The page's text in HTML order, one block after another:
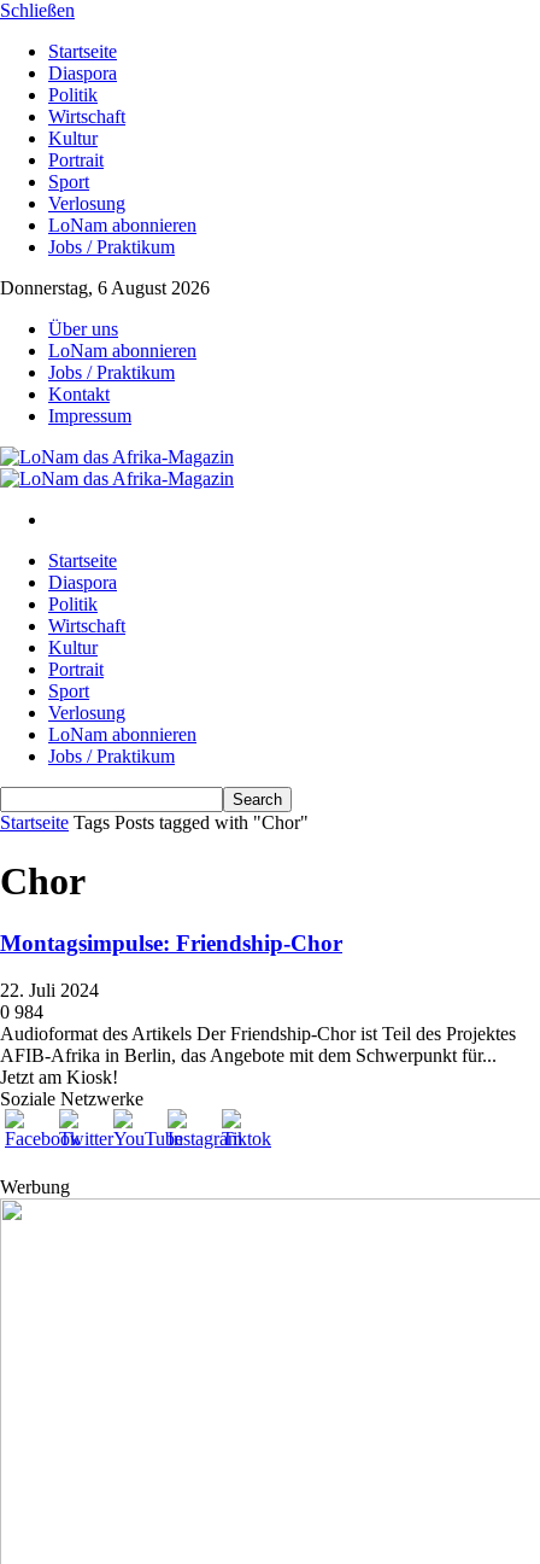
Schließen
Startseite
Diaspora
Politik
Wirtschaft
Kultur
Portrait
Sport
Verlosung
LoNam abonnieren
Jobs / Praktikum
Donnerstag, 6 August 2026
Über uns
LoNam abonnieren
Jobs / Praktikum
Kontakt
Impressum
Startseite
Diaspora
Politik
Wirtschaft
Kultur
Portrait
Sport
Verlosung
LoNam abonnieren
Jobs / Praktikum
Startseite Tags Posts tagged with "Chor"
Chor
Montagsimpulse: Friendship-Chor
22. Juli 2024
0 984
Audioformat des Artikels Der Friendship-Chor ist Teil des Projektes
AFIB-Afrika in Berlin, das Angebote mit dem Schwerpunkt für...
Jetzt am Kiosk!
Soziale Netzwerke
Werbung